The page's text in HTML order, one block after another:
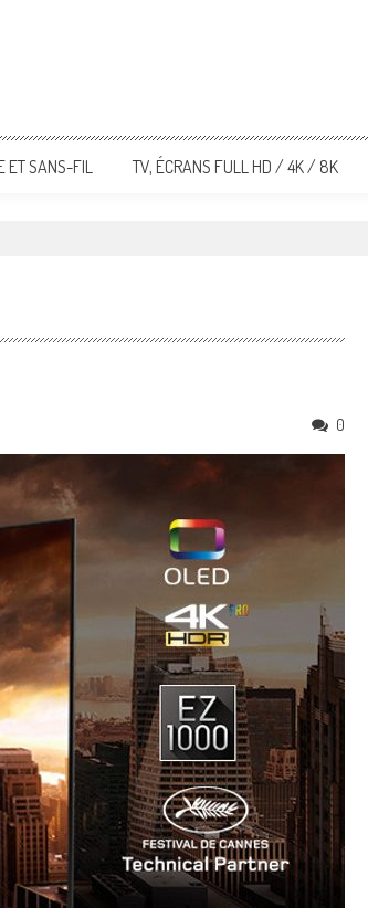
ET SANS-FIL TV, ÉCRANS FULL HD / 4K / 8K
0